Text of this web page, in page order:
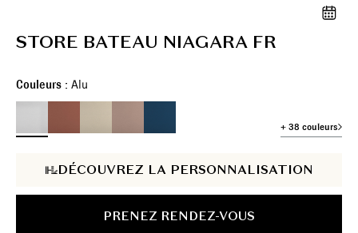
STORE BATEAU NIAGARA FR
Couleurs : Alu
+ 38 couleurs
DÉCOUVREZ LA PERSONNALISATION
PRENEZ RENDEZ-VOUS